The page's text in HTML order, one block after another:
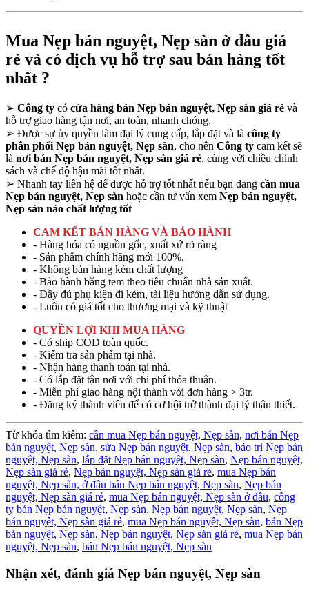
Mua Nẹp bán nguyệt, Nẹp sàn ở đâu giá
rẻ và có dịch vụ hỗ trợ sau bán hàng tốt
nhất ?
➢ Công ty có cửa hàng bán Nẹp bán nguyệt, Nẹp sàn giá rẻ và
hỗ trợ giao hàng tận nơi, an toàn, nhanh chóng.
➢ Được sự ủy quyền làm đại lý cung cấp, lắp đặt và là công ty
phân phối Nẹp bán nguyệt, Nẹp sàn, cho nên Công ty cam kết sẽ
là nơi bán Nẹp bán nguyệt, Nẹp sàn giá rẻ, cùng với chiều chính
sách và chế độ hậu mãi tốt nhất.
➢ Nhanh tay liên hệ để được hỗ trợ tốt nhất nếu bạn đang cần mua
Nẹp bán nguyệt, Nẹp sàn hoặc cần tư vấn xem Nẹp bán nguyệt,
Nẹp sàn nào chất lượng tốt
CAM KẾT BÁN HÀNG VÀ BẢO HÀNH
- Hàng hóa có nguồn gốc, xuất xứ rõ ràng
- Sản phẩm chính hãng mới 100%.
- Không bán hàng kém chất lượng
- Bảo hành bằng tem theo tiêu chuẩn nhà sản xuất.
- Đầy đủ phụ kiện đi kèm, tài liệu hướng dẫn sử dụng.
- Luôn có giá tốt cho thương mại và kỹ thuật
QUYỀN LỢI KHI MUA HÀNG
- Có ship COD toàn quốc.
- Kiểm tra sản phẩm tại nhà.
- Nhận hàng thanh toán tại nhà.
- Có lắp đặt tận nơi với chi phí thỏa thuận.
- Miễn phí giao hàng nội thành với đơn hàng > 3tr.
- Đăng ký thành viên để có cơ hội trở thành đại lý thân thiết.
Từ khóa tìm kiếm: cần mua Nẹp bán nguyệt, Nẹp sàn, nơi bán Nẹp
bán nguyệt, Nẹp sàn, sửa Nẹp bán nguyệt, Nẹp sàn, bảo trì Nẹp bán
nguyệt, Nẹp sàn, lắp đặt Nẹp bán nguyệt, Nẹp sàn, Nẹp bán nguyệt,
Nẹp sàn giá rẻ, Nẹp bán nguyệt, Nẹp sàn giá rẻ, mua Nẹp bán
nguyệt, Nẹp sàn, ở đâu bán Nẹp bán nguyệt, Nẹp sàn, Nẹp bán
nguyệt, Nẹp sàn giá rẻ, mua Nẹp bán nguyệt, Nẹp sàn ở đâu, công
ty bán Nẹp bán nguyệt, Nẹp sàn, Nẹp bán nguyệt, Nẹp sàn, Nẹp
bán nguyệt, Nẹp sàn giá rẻ, mua Nẹp bán nguyệt, Nẹp sàn, bán Nẹp
bán nguyệt, Nẹp sàn, Nẹp bán nguyệt, Nẹp sàn giá rẻ, mua Nẹp bán
nguyệt, Nẹp sàn, bán Nẹp bán nguyệt, Nẹp sàn
Nhận xét, đánh giá Nẹp bán nguyệt, Nẹp sàn